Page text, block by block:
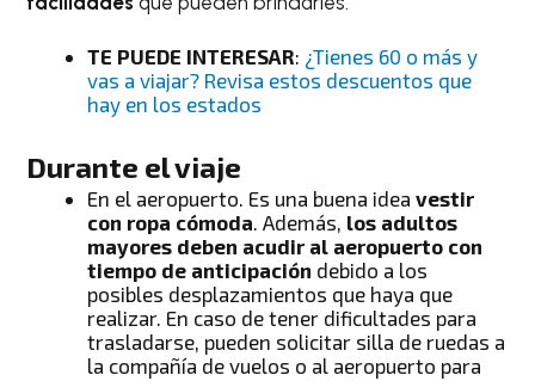
TE PUEDE INTERESAR: ¿Tienes 60 o más y
vas a viajar? Revisa estos descuentos que
hay en los estados
Durante el viaje
En el aeropuerto. Es una buena ideavestir
con ropa cómoda . Además, los adultos
mayores deben acudir al aeropuerto con
tiempo de anticipación debido a los
posibles desplazamientos que haya que
realizar. En caso de tener dificultades para
trasladarse, pueden solicitar silla de ruedas a
la compañía de vuelos o al aeropuerto para